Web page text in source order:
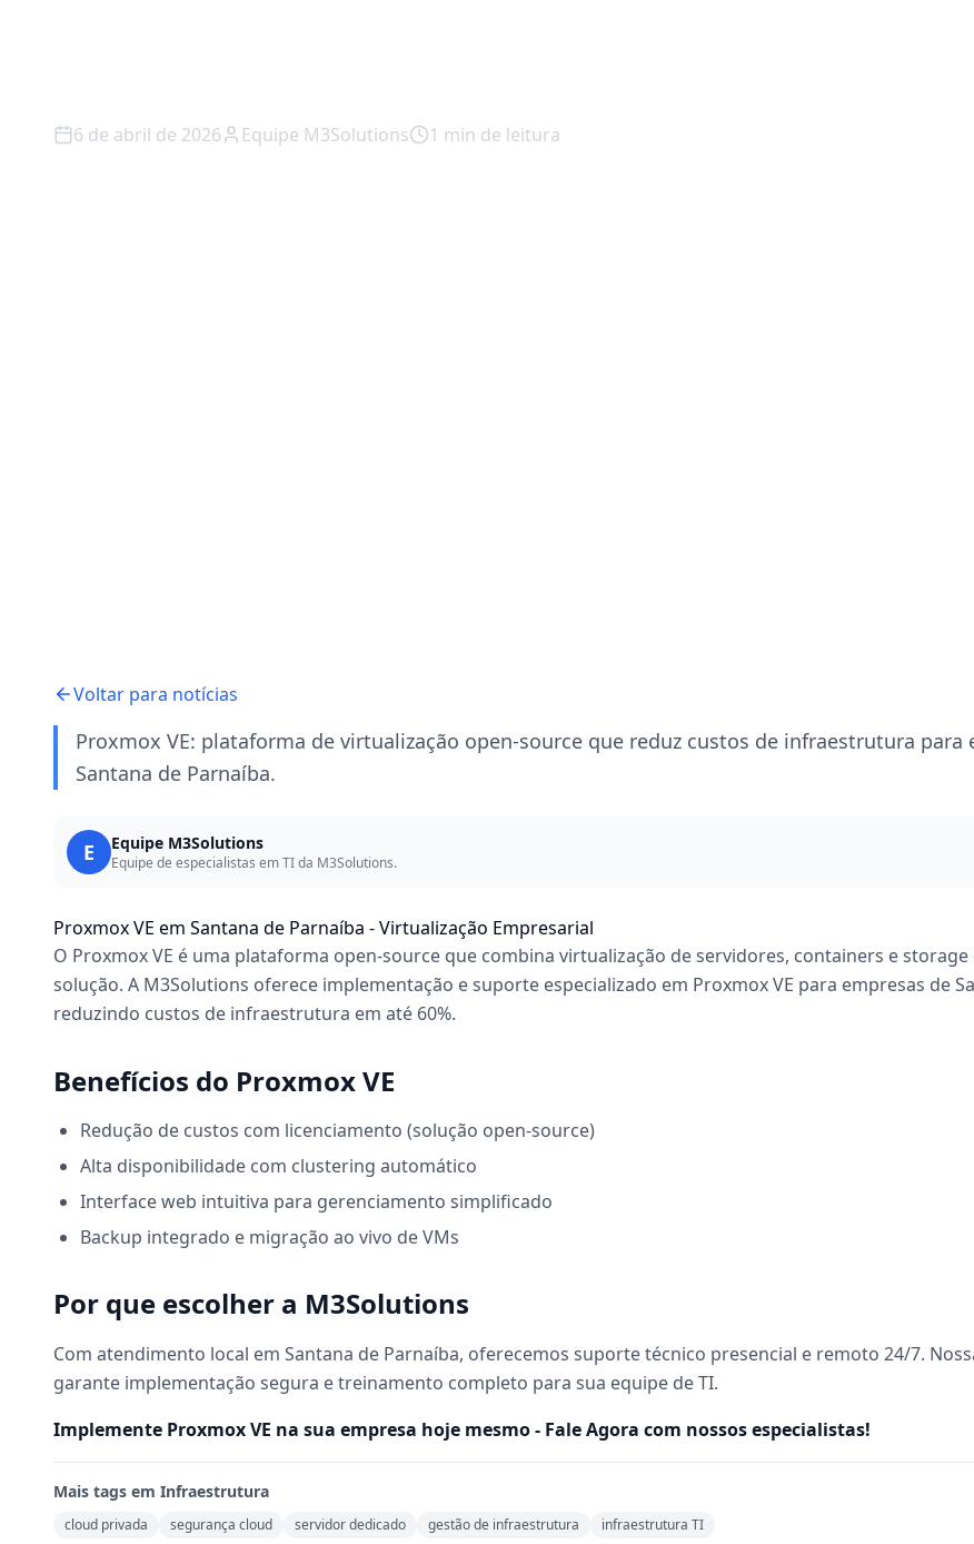
6 de abril de 2026 Equipe M3Solutions 1 min de leitura
Voltar para notícias
Proxmox VE: plataforma de virtualização open-source que reduz custos de infraestrutura para
Santana de Parnaíba.
E Equipe M3Solutions
Equipe de especialistas em TI da M3Solutions.
Proxmox VE em Santana de Parnaíba - Virtualização Empresarial
O Proxmox VE é uma plataforma open-source que combina virtualização de servidores, containers e storage
solução. A M3Solutions oferece implementação e suporte especializado em Proxmox VE para empresas de
reduzindo custos de infraestrutura em até 60%.
Benefícios do Proxmox VE
Redução de custos com licenciamento (solução open-source)
Alta disponibilidade com clustering automático
Interface web intuitiva para gerenciamento simplificado
Backup integrado e migração ao vivo de VMs
Por que escolher a M3Solutions
Com atendimento local em Santana de Parnaíba, oferecemos suporte técnico presencial e remoto 24/7.
garante implementação segura e treinamento completo para sua equipe de TI.
Implemente Proxmox VE na sua empresa hoje mesmo - Fale Agora com nossos especialistas!
Mais tags em Infraestrutura
cloud privada segurança cloud servidor dedicado gestão de infraestrutura infraestrutura TI